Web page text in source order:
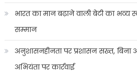
भारत का मान बढ़ाने वाली बेटी का भव्य
सम्मान
अनुशासनहीनता पर प्रशासन सख्त, बिना
अभियंता पर कार्रवाई